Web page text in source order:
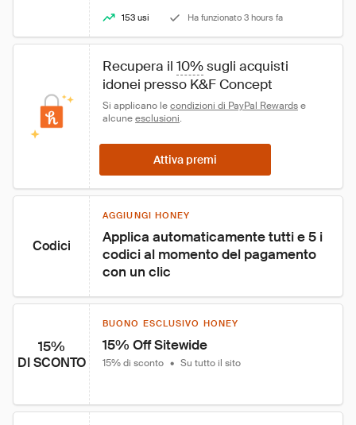
153 usi Ha funzionato 3 hours fa
Recupera il 10% sugli acquisti
idonei presso K&F Concept
Si applicano le condizioni di PayPal Rewards e
alcune esclusioni.
Attiva premi
Codici
AGGIUNGI HONEY
Applica automaticamente tutti e 5 i
codici al momento del pagamento
con un clic
15%
DI SCONTO
BUONO ESCLUSIVO HONEY
15% Off Sitewide
15% di sconto • Su tutto il sito